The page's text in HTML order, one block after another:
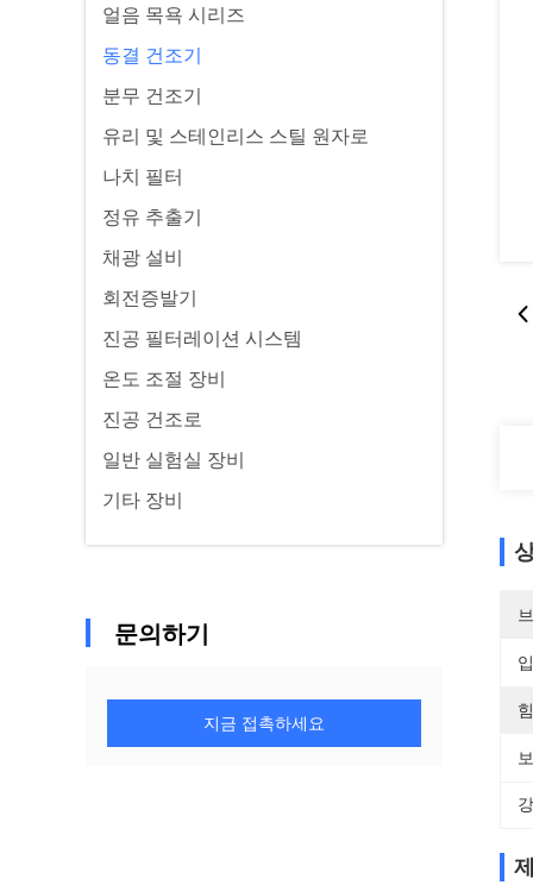
얼음 목욕 시리즈
동결 건조기
분무 건조기
유리 및 스테인리스 스틸 원자로
나치 필터
정유 추출기
채광 설비
회전증발기
진공 필터레이션 시스템
온도 조절 장비
진공 건조로
일반 실험실 장비
기타 장비
문의하기
지금 접촉하세요